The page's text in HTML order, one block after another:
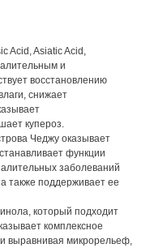
Acid, Asiatic Acid,
и
восстановлению
снижает
купероз.
Чеджу оказывает
функции
заболеваний
также поддерживает ее
который подходит
комплексное
выравнивая микрорельеф,